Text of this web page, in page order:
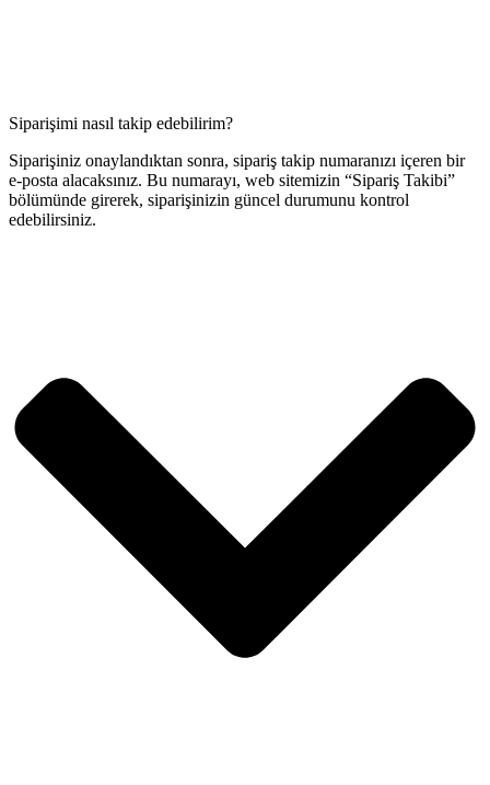
Siparişimi nasıl takip edebilirim?
Siparişiniz onaylandıktan sonra, sipariş takip numaranızı içeren bir
e-posta alacaksınız. Bu numarayı, web sitemizin “Sipariş Takibi”
bölümünde girerek, siparişinizin güncel durumunu kontrol
edebilirsiniz.